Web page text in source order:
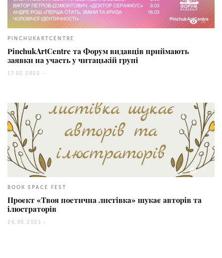
51
PINCHUKARTCENTRE
PinchukArtCentre та Форум видавців приймають
заявки на участь у читацькій групі
17.02.2022 -
BOOK SPACE FEST
Проєкт «Твоя поетична листівка» шукає авторів та
ілюстраторів
26.05.2021 -